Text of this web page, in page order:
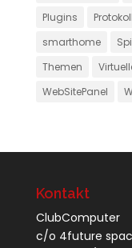
Plugins
smarthome
Themen
WebSitePanel
Kontakt
ClubComputer
c/o 4future